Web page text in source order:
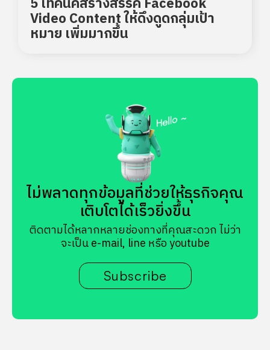
Video Content ให้ดึงดูดกลุ่มเป้า
หมาย เพิ่มมากขึ้น
ไม่พลาดทุกข้อมูลที่ช่วยให้ธุรกิจคุณ
เติบโตได้เร็วยิ่งขึ้น
ติดตามได้หลากหลายช่องทางที่คุณสะดวก ไม่ว่า
จะเป็น e-mail, line หรือ youtube
Subscribe